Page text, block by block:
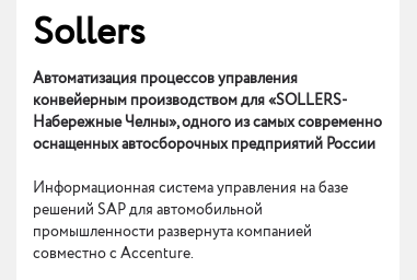
Sollers
Автоматизация процессов управления
конвейерным производством для «SOLLERS-
Набережные Челны», одного из самых современно
оснащенных автосборочных предприятий России
Информационная система управления на базе
решений SAP для автомобильной
промышленности развернута компанией
совместно с Accenture.